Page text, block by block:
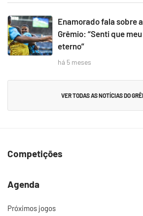
Enamorado fala sobre
Grêmio: “Senti que
eterno”
há 5 meses
VER TODAS AS NOTÍCIAS DO
Competições
Agenda
Próximos jogos